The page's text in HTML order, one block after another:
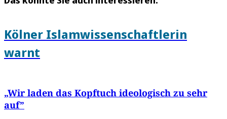
Kölner Islamwissenschaftlerin
warnt
„Wir laden das Kopftuch ideologisch zu sehr
auf”